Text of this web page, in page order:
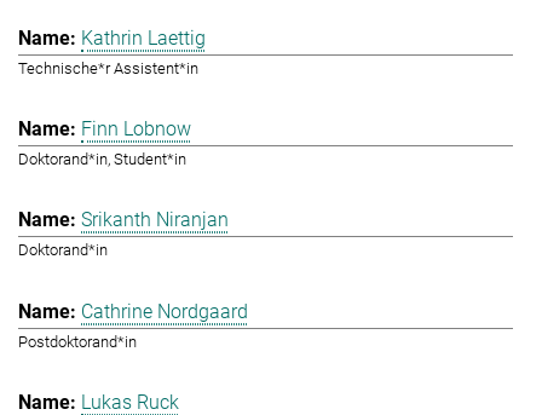
Kathrin Laettig
Technische*r Assistent*in
Finn Lobnow
Doktorand*in, Student*in
Srikanth Niranjan
Doktorand*in
Cathrine Nordgaard
Postdoktorand*in
Lukas Ruck